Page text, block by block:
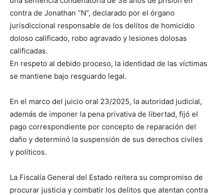
contra de Jonathan “N”, declarado por el órgano
jurisdiccional responsable de los delitos de homicidio
doloso calificado, robo agravado y lesiones dolosas
calificadas.
En respeto al debido proceso, la identidad de las víctimas
se mantiene bajo resguardo legal.
En el marco del juicio oral 23/2025, la autoridad judicial,
además de imponer la pena privativa de libertad, fijó el
pago correspondiente por concepto de reparación del
daño y determinó la suspensión de sus derechos civiles
y políticos.
La Fiscalía General del Estado reitera su compromiso de
procurar justicia y combatir los delitos que atentan contra